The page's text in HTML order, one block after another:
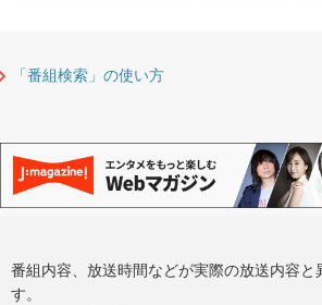
「番組検索」の使い方
番組内容、放送時間などが実際の放送内容と
す。